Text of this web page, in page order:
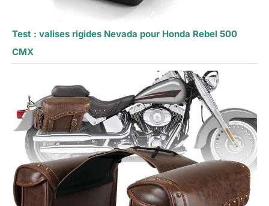
Test : valises rigides Nevada pour Honda Rebel 500
CMX